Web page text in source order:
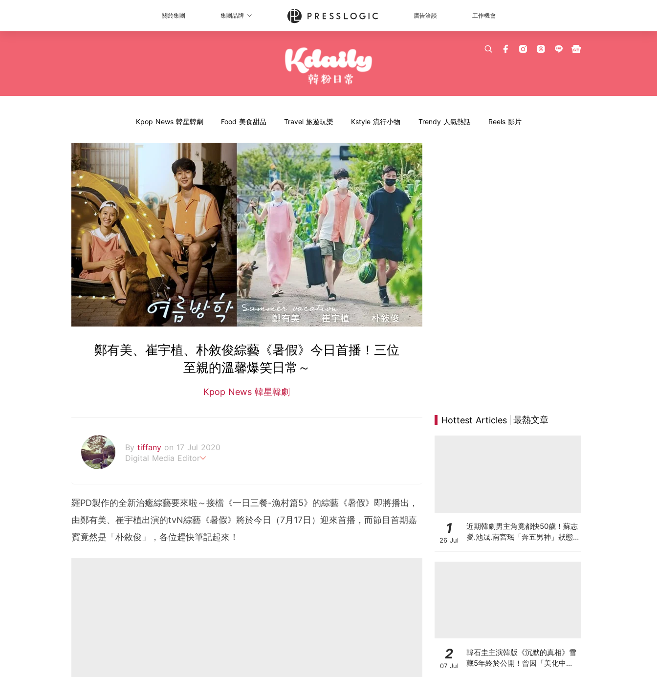
關於集團 集團品牌 廣告洽談 工作機會
Kpop News 韓星韓劇 Food 美食甜品 Travel 旅遊玩樂 Kstyle 流行小物 Trendy 人氣熱話 Reels 影片
鄭有美、崔宇植、朴敘俊綜藝《暑假》今日首播！三位
至親的溫馨爆笑日常～
Kpop News 韓星韓劇
By tiffany on 17 Jul 2020
Digital Media Editor
羅PD製作的全新治癒綜藝要來啦～接檔《一日三餐-漁村篇5》的綜藝《暑假》即將播出，
由鄭有美、崔宇植出演的tvN綜藝《暑假》將於今日（7月17日）迎來首播，而節目首期嘉
賓竟然是「朴敘俊」，各位趕快筆記起來！
Hottest Articles 最熱文章
1
26 Jul
近期韓劇男主角竟都快50歲！蘇志
燮.池晟.南宮珉「奔五男神」狀態
2
07 Jul
韓石圭主演韓版《沉默的真相》雪
藏5年終於公開！曾因「美化中